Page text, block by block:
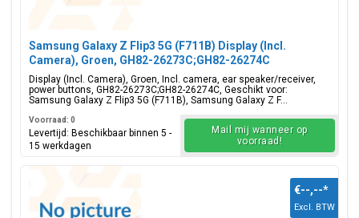
Samsung Galaxy Z Flip3 5G (F711B) Display (Incl.
Camera), Groen, GH82-26273C;GH82-26274C
Display (Incl. Camera), Groen, Incl. camera, ear speaker/receiver,
power buttons, GH82-26273C;GH82-26274C, Geschikt voor:
Samsung Galaxy Z Flip3 5G (F711B), Samsung Galaxy Z F...
Voorraad: 0
Levertijd: Beschikbaar binnen 5 -
15 werkdagen
Mail mij wanneer op
voorraad!
€--,--*
Excl. BTW